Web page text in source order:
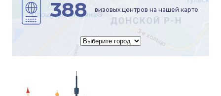
388 визовых центров на нашей карте